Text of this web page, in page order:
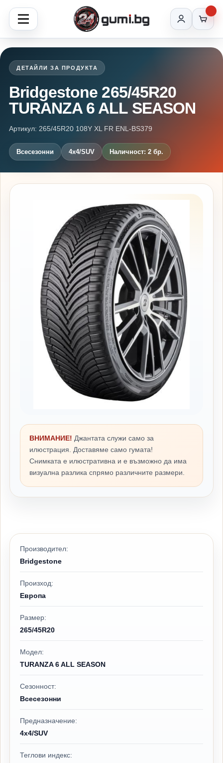
ДЕТАЙЛИ ЗА ПРОДУКТА
Bridgestone 265/45R20
TURANZA 6 ALL SEASON
Артикул: 265/45R20 108Y XL FR ENL-BS379
Всесезонни 4x4/SUV Наличност: 2 бр.
ВНИМАНИЕ! Джантата служи само за
илюстрация. Доставяме само гумата!
Снимката е илюстративна и е възможно да има
визуална разлика спрямо различните размери.
Производител:
Bridgestone
Произход:
Европа
Размер:
265/45R20
Модел:
TURANZA 6 ALL SEASON
Сезонност:
Всесезонни
Предназначение:
4x4/SUV
Теглови индекс: